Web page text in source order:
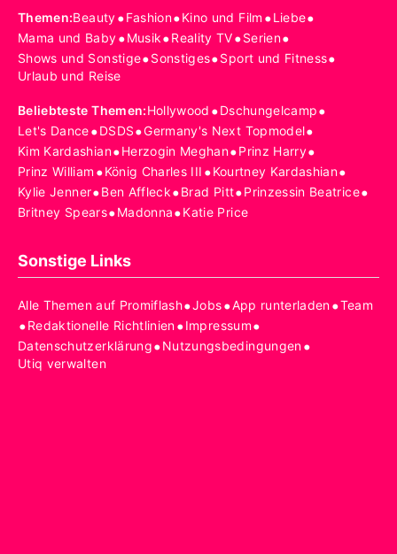
Themen:Beauty•Fashion•Kino und Film •Liebe•
Mama und Baby•Musik•Reality TV•Serien•
Shows und Sonstige•Sonstiges•Sport und Fitness•
Urlaub und Reise
Beliebteste Themen:Hollywood •Dschungelcamp•
Let's Dance•DSDS•Germany's Next Topmodel•
Kim Kardashian•Herzogin Meghan•Prinz Harry•
Prinz William •König Charles III •Kourtney Kardashian•
Kylie Jenner•Ben Affleck•Brad Pitt•Prinzessin Beatrice•
Britney Spears•Madonna•Katie Price
Sonstige Links
Alle Themen auf Promiflash•Jobs•App runterladen•Team
•Redaktionelle Richtlinien•Impressum•
Datenschutzerklärung•Nutzungsbedingungen•
Utiq verwalten